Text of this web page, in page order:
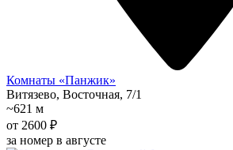
Комнаты «Панжик»
Витязево, Восточная, 7/1
~621 м
от 2600 ₽
за номер в августе